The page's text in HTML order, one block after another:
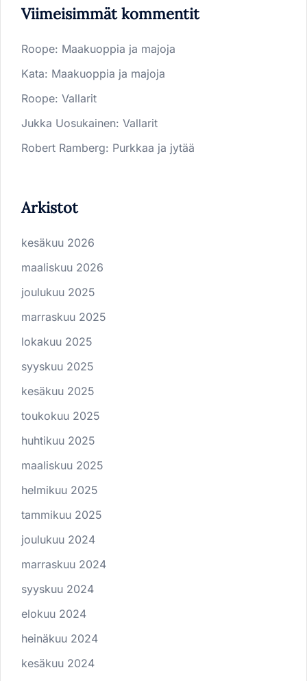
Viimeisimmät kommentit
Roope: Maakuoppia ja majoja
Kata: Maakuoppia ja majoja
Roope: Vallarit
Jukka Uosukainen: Vallarit
Robert Ramberg: Purkkaa ja jytää
Arkistot
kesäkuu 2026
maaliskuu 2026
joulukuu 2025
marraskuu 2025
lokakuu 2025
syyskuu 2025
kesäkuu 2025
toukokuu 2025
huhtikuu 2025
maaliskuu 2025
helmikuu 2025
tammikuu 2025
joulukuu 2024
marraskuu 2024
syyskuu 2024
elokuu 2024
heinäkuu 2024
kesäkuu 2024